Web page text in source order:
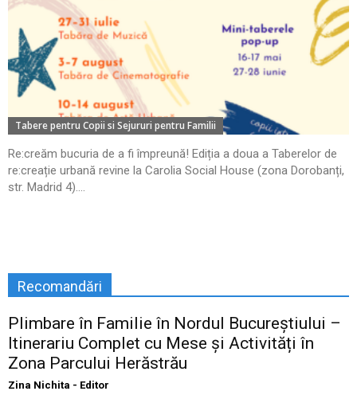
Tabere pentru Copii si Sejururi pentru Familii
Re:creăm bucuria de a fi împreună! Ediția a doua a Taberelor de
re:creație urbană revine la Carolia Social House (zona Dorobanți,
str. Madrid 4)....
Recomandări
Plimbare în Familie în Nordul Bucureștiului –
Itinerariu Complet cu Mese și Activități în
Zona Parcului Herăstrău
Zina Nichita - Editor